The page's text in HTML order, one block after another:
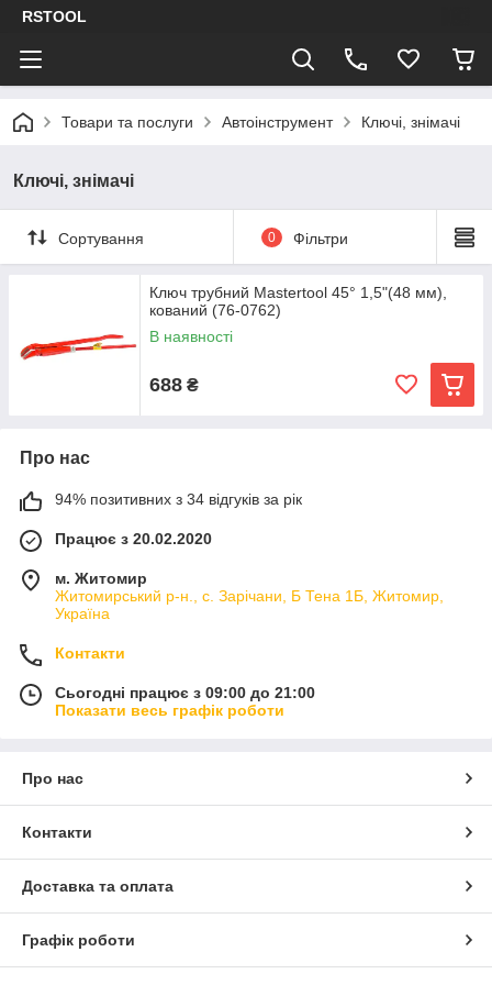
RSTOOL
Товари та послуги Автоінструмент Ключі, знімачі
Ключі, знімачі
Сортування 0 Фільтри
Ключ трубний Mastertool 45° 1,5"(48 мм),
кований (76-0762)
В наявності
688 ₴
Про нас
94% позитивних з 34 відгуків за рік
Працює з 20.02.2020
м. Житомир
Житомирський р-н., с. Зарічани, Б Тена 1Б, Житомир,
Україна
Контакти
Сьогодні працює з 09:00 до 21:00
Показати весь графік роботи
Про нас
Контакти
Доставка та оплата
Графік роботи